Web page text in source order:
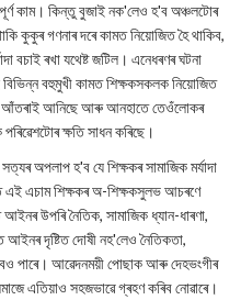
কাম। কিন্তু বুজাই নক'লেও হ'ব অঞ্চলটোৰ
কুকুৰ গণনাৰ দৰে কামত নিয়োজিত হৈ থাকিব,
বচাই ৰখা যথেষ্ট জটিল। এনেধৰণৰ ঘটনা
বহুমুখী কামত শিক্ষকসকলক নিয়োজিত
আঁতৰাই আনিছে আৰু আনহাতে তেওঁলোকৰ
পৰিৱেশটোৰ ক্ষতি সাধন কৰিছে।
অপলাপ হ'ব যে শিক্ষকৰ সামাজিক মর্যাদা
এই এচাম শিক্ষকৰ অ-শিক্ষকসুলভ আচৰণে
উপৰি নৈতিক, সামাজিক ধ্যান-ধাৰণা,
দৃষ্টিত দোষী নহ'লেও নৈতিকতা,
পাৰে। আৱেদনময়ী পোছাক আৰু দেহভংগীৰ
এতিয়াও সহজভাৱে গ্ৰহণ কৰিব নোৱাৰে।